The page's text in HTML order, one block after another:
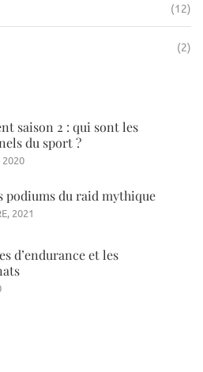
(12)
(2)
saison 2 : qui sont les
du sport ?
2020
podiums du raid mythique
2021
d’endurance et les